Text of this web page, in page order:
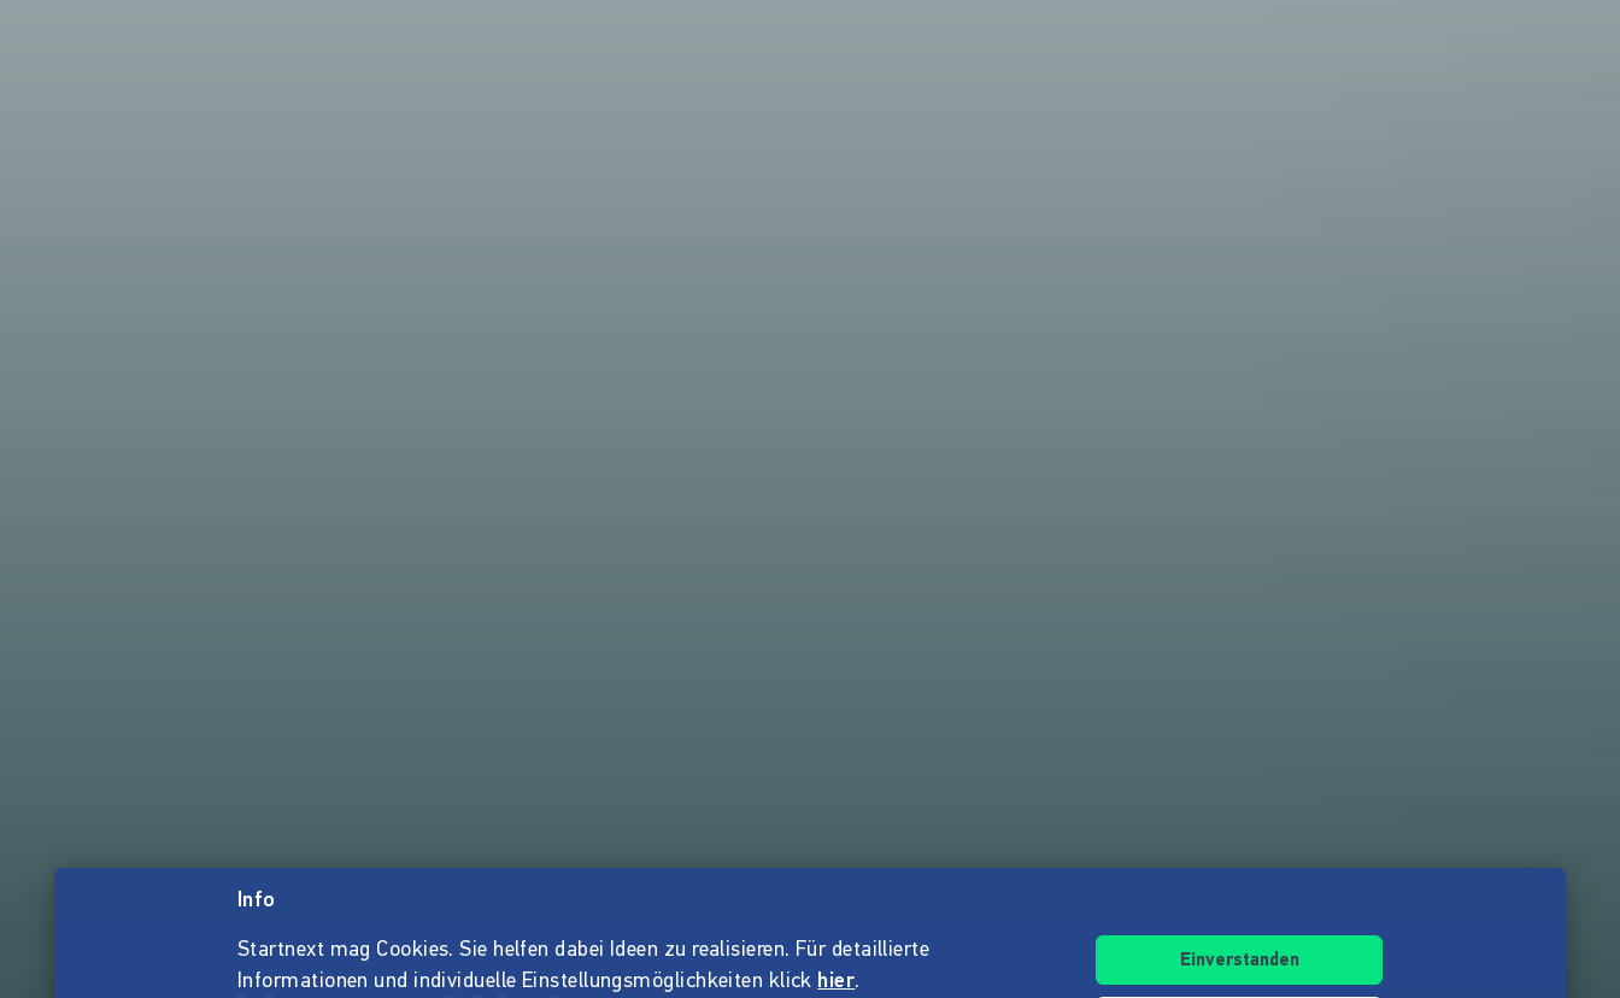
Info
Startnext mag Cookies. Sie helfen dabei Ideen zu realisieren. Für detaillierte
Informationen und individuelle Einstellungsmöglichkeiten klick hier.
Einverstanden